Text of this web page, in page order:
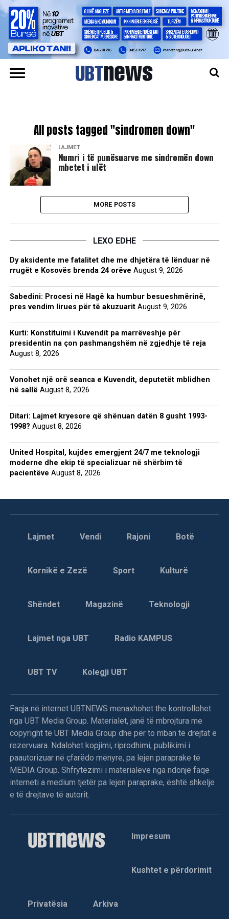
All posts tagged "sindromen down"
LAJMET
​Numri i të punësuarve me sindromën down
mbetet i ulët
MORE POSTS
LEXO EDHE
Dy aksidente me fatalitet dhe me dhjetëra të lënduar në
rrugët e Kosovës brenda 24 orëve August 9, 2026
Sabedini: Procesi në Hagë ka humbur besueshmërinë,
pres vendim lirues për të akuzuarit August 9, 2026
Kurti: Konstituimi i Kuvendit pa marrëveshje për
presidentin na çon pashmangshëm në zgjedhje të reja
August 8, 2026
Vonohet një orë seanca e Kuvendit, deputetët mblidhen
në sallë August 8, 2026
Ditari: Lajmet kryesore që shënuan datën 8 gusht 1993-
1998? August 8, 2026
United Hospital, kujdes emergjent 24/7 me teknologji
moderne dhe ekip të specializuar në shërbim të
pacientëve August 8, 2026
Lajmet Vendi Rajoni Botë
Kornikë e Zezë Sport Kulturë
Shëndet Magazinë Teknologji
Lajmet nga UBT Radio KAMPUS
UBT TV Kolegji UBT
Faqja në internet UBTNEWS menaxhohet the kontrollohet
nga UBT Media Group. Materialet, janë të mbrojtura me
copyright të UBT Media Group dhe për to mban të drejtat e
rezervuara. Ndalohet kopjimi, riprodhimi, publikimi i
paautorizuar në çfarëdo mënyre, pa lejen paraprake të
MEDIA Group. Shfrytëzimi i materialeve nga ndonjë faqe
interneti a medium tjetër pa lejen paraprake, është shkelje
e të drejtave të autorit.
Impresum
Kushtet e përdorimit
Privatësia Arkiva